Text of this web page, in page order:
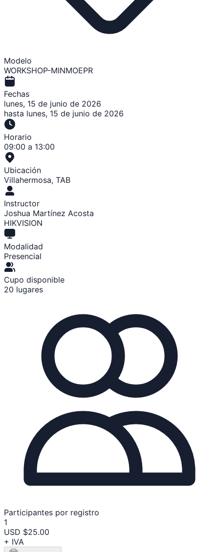
Modelo
WORKSHOP-MINMOEPR
Fechas
lunes, 15 de junio de 2026
hasta lunes, 15 de junio de 2026
Horario
09:00 a 13:00
Ubicación
Villahermosa, TAB
Instructor
Joshua Martínez Acosta
HIKVISION
Modalidad
Presencial
Cupo disponible
20 lugares
Participantes por registro
1
USD $25.00
+ IVA